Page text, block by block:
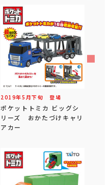
2019年5 月下旬 登場
ポケットトミカ ビッグシ
リーズ おかたづけキャリ
アカー